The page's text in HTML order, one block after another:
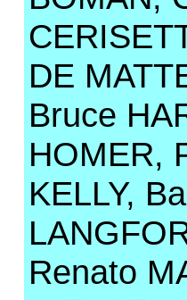
DE
Bruce
HOMER,
KELLY,
Renato